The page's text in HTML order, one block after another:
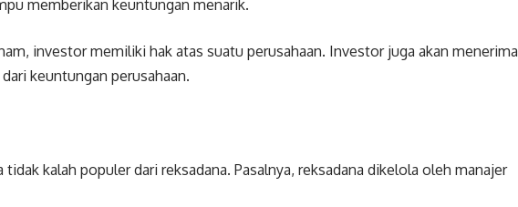
memberikan keuntungan menarik.
investor memiliki hak atas suatu perusahaan. Investor juga akan menerima
keuntungan perusahaan.
tidak kalah populer dari reksadana. Pasalnya, reksadana dikelola oleh manajer